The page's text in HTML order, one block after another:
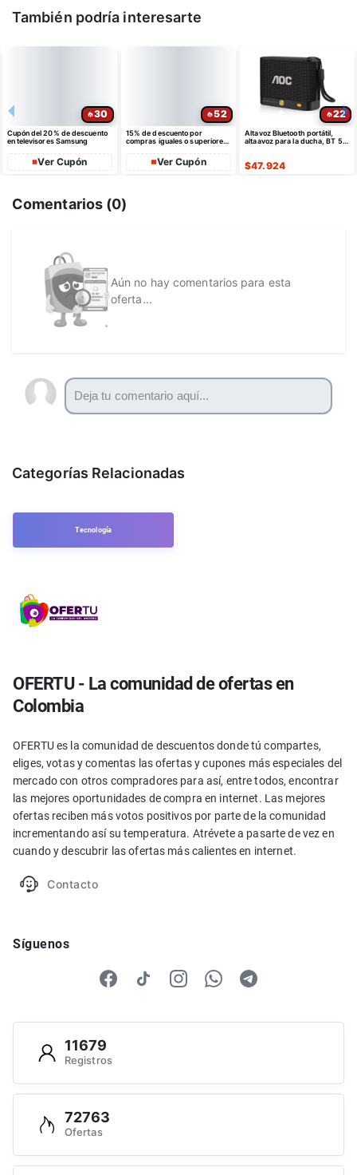
También podría interesarte
30
Cupón del 20% de descuento
en televisores Samsung
Ver Cupón
52
15% de descuento por
compras iguales o superiores
de dto
Ver Cupón
22
Altavoz Bluetooth portátil,
altaavoz para la ducha, BT 5.4
$47.924
Comentarios (0)
Aún no hay comentarios para esta
oferta...
Categorías Relacionadas
Tecnología
OFERTU - La comunidad de ofertas en
Colombia
OFERTU es la comunidad de descuentos donde tú compartes,
eliges, votas y comentas las ofertas y cupones más especiales del
mercado con otros compradores para así, entre todos, encontrar
las mejores oportunidades de compra en internet. Las mejores
ofertas reciben más votos positivos por parte de la comunidad
incrementando así su temperatura. Atrévete a pasarte de vez en
cuando y descubrir las ofertas más calientes en internet.
Contacto
Síguenos
11679
Registros
72763
Ofertas